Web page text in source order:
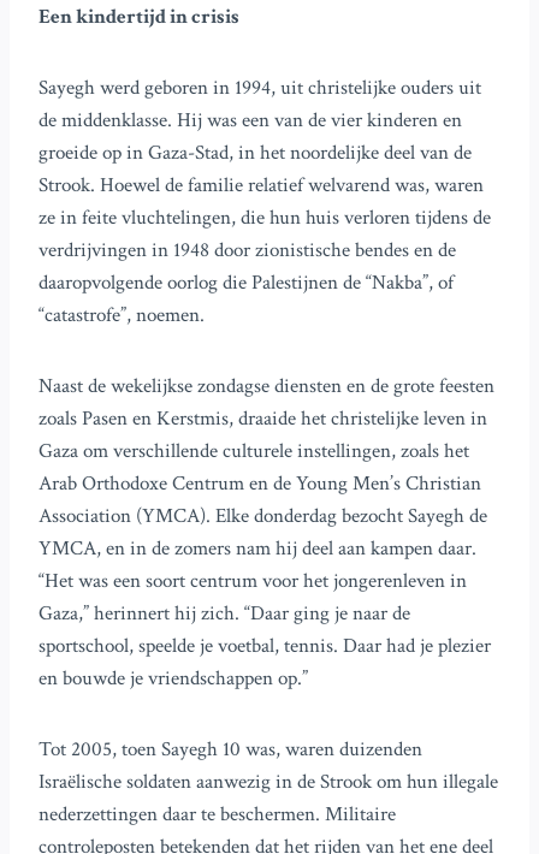
Een kindertijd in crisis
Sayegh werd geboren in 1994, uit christelijke ouders uit
de middenklasse. Hij was een van de vier kinderen en
groeide op in Gaza-Stad, in het noordelijke deel van de
Strook. Hoewel de familie relatief welvarend was, waren
ze in feite vluchtelingen, die hun huis verloren tijdens de
verdrijvingen in 1948 door zionistische bendes en de
daaropvolgende oorlog die Palestijnen de “Nakba”, of
“catastrofe”, noemen.
Naast de wekelijkse zondagse diensten en de grote feesten
zoals Pasen en Kerstmis, draaide het christelijke leven in
Gaza om verschillende culturele instellingen, zoals het
Arab Orthodoxe Centrum en de Young Men’s Christian
Association (YMCA). Elke donderdag bezocht Sayegh de
YMCA, en in de zomers nam hij deel aan kampen daar.
“Het was een soort centrum voor het jongerenleven in
Gaza,” herinnert hij zich. “Daar ging je naar de
sportschool, speelde je voetbal, tennis. Daar had je plezier
en bouwde je vriendschappen op.”
Tot 2005, toen Sayegh 10 was, waren duizenden
Israëlische soldaten aanwezig in de Strook om hun illegale
nederzettingen daar te beschermen. Militaire
controleposten betekenden dat het rijden van het ene deel